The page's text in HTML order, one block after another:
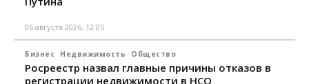
06 августа 2026, 12:05
Бизнес Недвижимость Общество
Росреестр назвал главные причины отказов в
регистрации недвижимости в НСО